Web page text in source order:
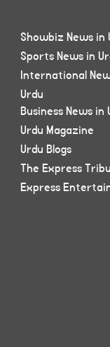
Showbiz News in
Sports News in
International
Urdu
Business News in
Urdu Magazine
Urdu Blogs
The Express
Express